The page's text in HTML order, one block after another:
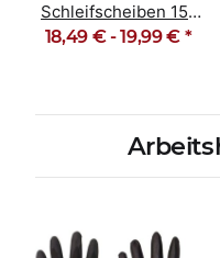
Schleifscheiben 15-
Loch Korn 40-600
18,49 € -19,99 € *